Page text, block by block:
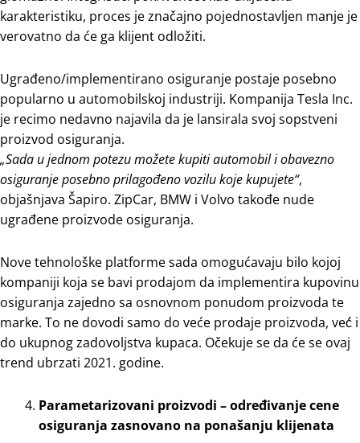
karakteristiku, proces je značajno pojednostavljen manje je
verovatno da će ga klijent odložiti.
Ugrađeno/implementirano osiguranje postaje posebno
popularno u automobilskoj industriji. Kompanija Tesla Inc.
je recimo nedavno najavila da je lansirala svoj sopstveni
proizvod osiguranja.
„Sada u jednom potezu možete kupiti automobil i obavezno
osiguranje posebno prilagođeno vozilu koje kupujete“,
objašnjava Šapiro. ZipCar, BMW i Volvo takođe nude
ugrađene proizvode osiguranja.
Nove tehnološke platforme sada omogućavaju bilo kojoj
kompaniji koja se bavi prodajom da implementira kupovinu
osiguranja zajedno sa osnovnom ponudom proizvoda te
marke. To ne dovodi samo do veće prodaje proizvoda, već́ i
do ukupnog zadovoljstva kupaca. Očekuje se da će se ovaj
trend ubrzati 2021. godine.
Parametarizovani proizvodi – određivanje cene
osiguranja zasnovano na ponašanju klijenata